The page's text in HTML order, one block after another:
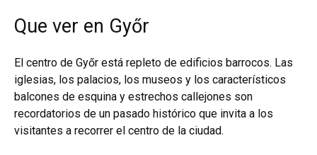
Que ver en Győr
El centro de Győr está repleto de edificios barrocos. Las
iglesias, los palacios, los museos y los característicos
balcones de esquina y estrechos callejones son
recordatorios de un pasado histórico que invita a los
visitantes a recorrer el centro de la ciudad.